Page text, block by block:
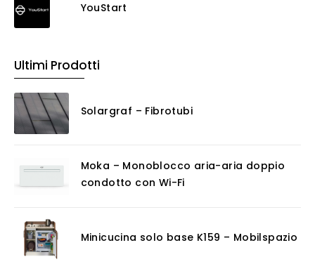
YouStart
Ultimi Prodotti
Solargraf – Fibrotubi
Moka – Monoblocco aria-aria doppio
condotto con Wi-Fi
Minicucina solo base K159 – Mobilspazio